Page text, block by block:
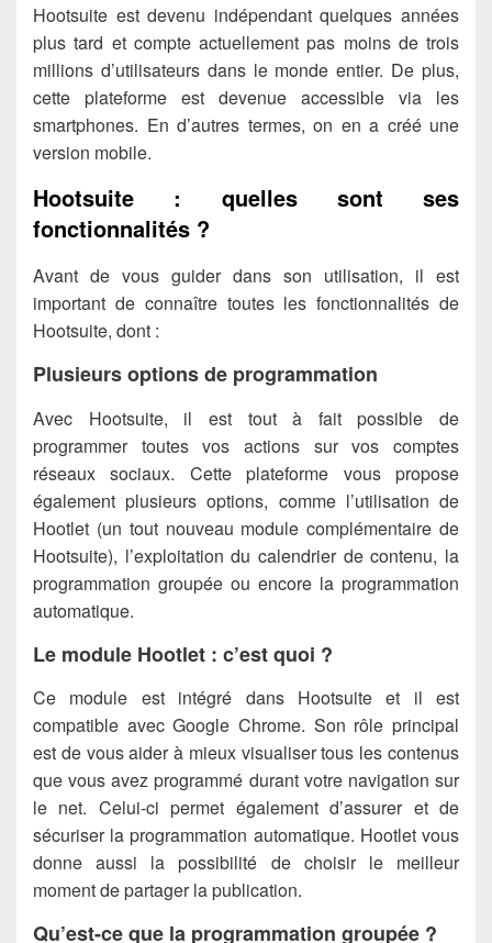
Hootsuite est devenu indépendant quelques années
plus tard et compte actuellement pas moins de trois
millions d’utilisateurs dans le monde entier. De plus,
cette plateforme est devenue accessible via les
smartphones. En d’autres termes, on en a créé une
version mobile.
Hootsuite : quelles sont ses
fonctionnalités ?
Avant de vous guider dans son utilisation, il est
important de connaître toutes les fonctionnalités de
Hootsuite, dont :
Plusieurs options de programmation
Avec Hootsuite, il est tout à fait possible de
programmer toutes vos actions sur vos comptes
réseaux sociaux. Cette plateforme vous propose
également plusieurs options, comme l’utilisation de
Hootlet (un tout nouveau module complémentaire de
Hootsuite), l’exploitation du calendrier de contenu, la
programmation groupée ou encore la programmation
automatique.
Le module Hootlet : c’est quoi ?
Ce module est intégré dans Hootsuite et il est
compatible avec Google Chrome. Son rôle principal
est de vous aider à mieux visualiser tous les contenus
que vous avez programmé durant votre navigation sur
le net. Celui-ci permet également d’assurer et de
sécuriser la programmation automatique. Hootlet vous
donne aussi la possibilité de choisir le meilleur
moment de partager la publication.
Qu’est-ce que la programmation groupée ?